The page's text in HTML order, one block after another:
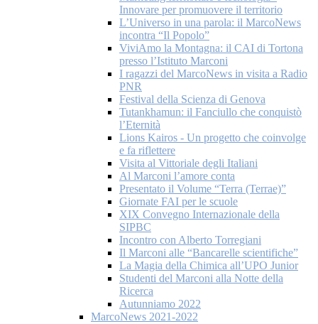
Innovare per promuovere il territorio
L’Universo in una parola: il MarcoNews
incontra “Il Popolo”
ViviAmo la Montagna: il CAI di Tortona
presso l’Istituto Marconi
I ragazzi del MarcoNews in visita a Radio
PNR
Festival della Scienza di Genova
Tutankhamun: il Fanciullo che conquistò
l’Eternità
Lions Kairos - Un progetto che coinvolge
e fa riflettere
Visita al Vittoriale degli Italiani
Al Marconi l’amore conta
Presentato il Volume “Terra (Terrae)”
Giornate FAI per le scuole
XIX Convegno Internazionale della
SIPBC
Incontro con Alberto Torregiani
Il Marconi alle “Bancarelle scientifiche”
La Magia della Chimica all’UPO Junior
Studenti del Marconi alla Notte della
Ricerca
Autunniamo 2022
MarcoNews 2021-2022